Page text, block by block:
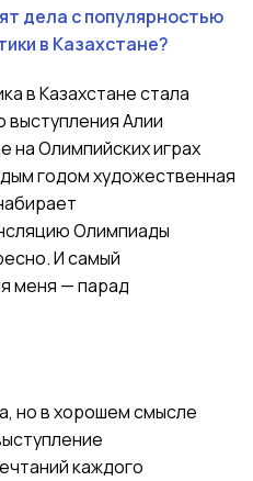
дела с популярностью
в Казахстане?
в Казахстане стала
выступления Алии
Олимпийских играх
годом художественная
Олимпиады
И самый
меня — парад
но в хорошем смысле
каждого